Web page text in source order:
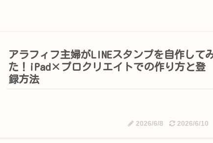
アラフィフ主婦がLINEスタンプを自作して
た！iPad×プロクリエイトでの作り方と登
録方法
2026/6/8 2026/6/10